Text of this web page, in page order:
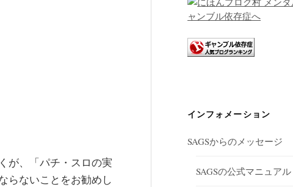
が、「パチ・スロの実
らないことをお勧めし
インフォメーション
SAGSからのメッセージ
SAGSの公式マニュア